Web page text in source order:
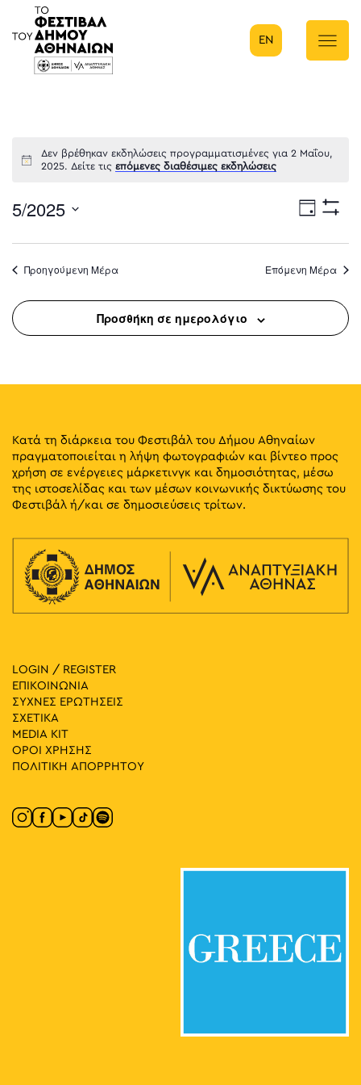
Κύρια πλοήγηση
EN
Δεν βρέθηκαν εκδηλώσεις προγραμματισμένες για 2 Μαΐου,
2025. Δείτε τιςεπόμενες διαθέσιμες εκδηλώσεις
Ημέρα
5/2025
date.
Προηγούμενη Μέρα Επόμενη Μέρα
Προσθήκη σε ημερολόγιο
Κατά τη διάρκεια του Φεστιβάλ του Δήμου Αθηναίων
πραγματοποιείται η λήψη φωτογραφιών και βίντεο προς
χρήση σε ενέργειες μάρκετινγκ και δημοσιότητας, μέσω
της ιστοσελίδας και των μέσων κοινωνικής δικτύωσης του
Φεστιβάλ ή/και σε δημοσιεύσεις τρίτων.
LOGIN / REGISTER
ΕΠΙΚΟΙΝΩΝΙΑ
ΣΥΧΝΕΣ ΕΡΩΤΗΣΕΙΣ
ΣΧΕΤΙΚΑ
MEDIA ΚIT
ΟΡΟΙ ΧΡΗΣΗΣ
ΠΟΛΙΤΙΚΗ ΑΠΟΡΡΗΤΟΥ